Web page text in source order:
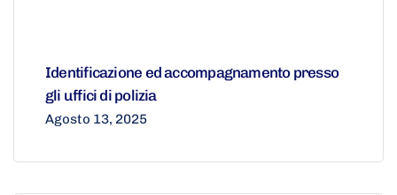
Identificazione ed accompagnamento presso
gli uffici di polizia
Agosto 13, 2025